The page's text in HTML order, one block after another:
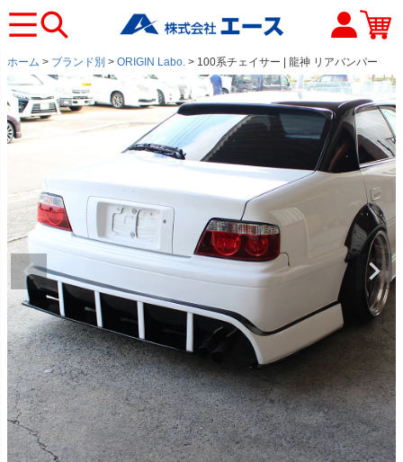
ホーム ブランド別 ORIGIN Labo. 100系チェイサー | 龍神 リアバンパー